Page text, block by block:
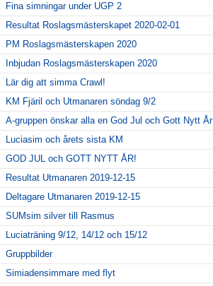
Fina simningar under UGP 2
Resultat Roslagsmästerskapet 2020-02-01
PM Roslagsmästerskapen 2020
Inbjudan Roslagsmästerskapen 2020
Lär dig att simma Crawl!
KM Fjäril och Utmanaren söndag 9/2
A-gruppen önskar alla en God Jul och Gott Nytt År
Luciasim och årets sista KM
GOD JUL och GOTT NYTT ÅR!
Resultat Utmanaren 2019-12-15
Deltagare Utmanaren 2019-12-15
SUMsim silver till Rasmus
Luciaträning 9/12, 14/12 och 15/12
Gruppbilder
Simiadensimmare med flyt